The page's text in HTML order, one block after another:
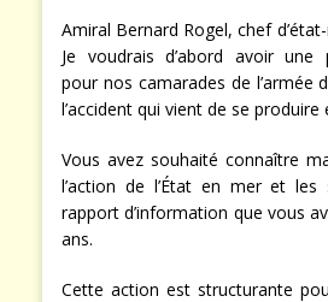
Amiral Bernard Rogel, chef
Je voudrais d’abord avoir une
pour nos camarades de l’armée
l’accident qui vient de se produire
Vous avez souhaité connaître
l’action de l’État en mer et les
rapport d’information que vous
ans.
Cette action est structurante